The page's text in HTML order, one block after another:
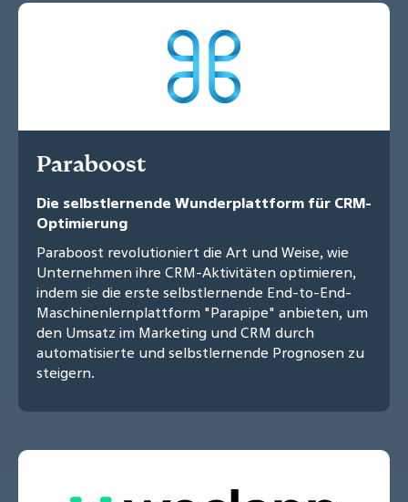
Paraboost
Die selbstlernende Wunderplattform für CRM-
Optimierung
Paraboost revolutioniert die Art und Weise, wie
Unternehmen ihre CRM-Aktivitäten optimieren,
indem sie die erste selbstlernende End-to-End-
Maschinenlernplattform "Parapipe" anbieten, um
den Umsatz im Marketing und CRM durch
automatisierte und selbstlernende Prognosen zu
steigern.